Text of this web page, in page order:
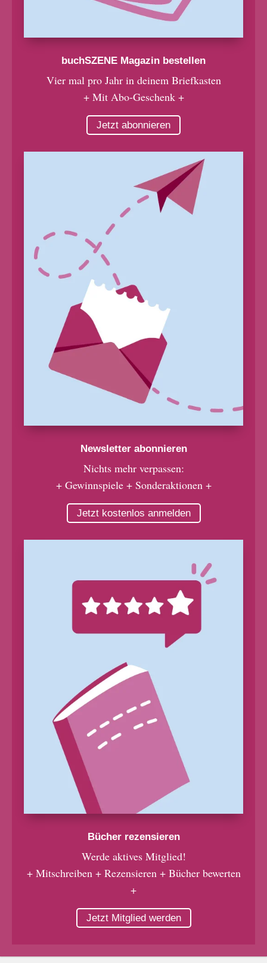
buchSZENE Magazin bestellen
Vier mal pro Jahr in deinem Briefkasten
+ Mit Abo-Geschenk +
Jetzt abonnieren
Newsletter abonnieren
Nichts mehr verpassen:
+ Gewinnspiele + Sonderaktionen +
Jetzt kostenlos anmelden
Bücher rezensieren
Werde aktives Mitglied!
+ Mitschreiben + Rezensieren + Bücher bewerten
+
Jetzt Mitglied werden